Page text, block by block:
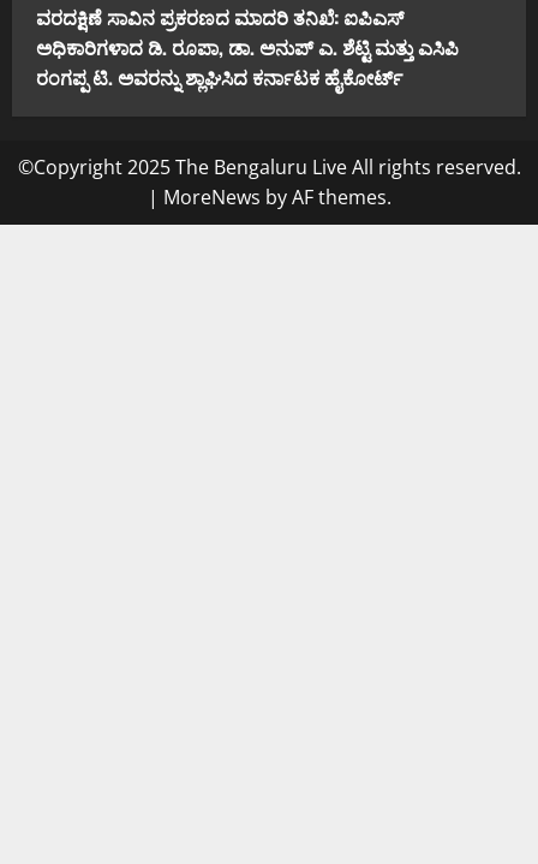
ವರದಕ್ಷಿಣೆ ಸಾವಿನ ಪ್ರಕರಣದ ಮಾದರಿ ತನಿಖೆ: ಐಪಿಎಸ್
ಅಧಿಕಾರಿಗಳಾದ ಡಿ. ರೂಪಾ, ಡಾ. ಅನುಪ್ ಎ. ಶೆಟ್ಟಿ ಮತ್ತು ಎಸಿಪಿ
ರಂಗಪ್ಪ ಟಿ. ಅವರನ್ನು ಶ್ಲಾಘಿಸಿದ ಕರ್ನಾಟಕ ಹೈಕೋರ್ಟ್
©Copyright 2025 The Bengaluru Live All rights reserved.
| MoreNews by AF themes.